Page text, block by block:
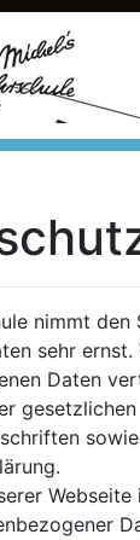
nimmt den
sehr
Daten
gesetzlichen